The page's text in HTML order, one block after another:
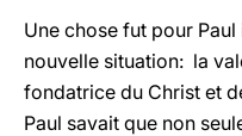
Une chose fut pour
nouvelle situation: la
fondatrice du Christ et
Paul savait que non